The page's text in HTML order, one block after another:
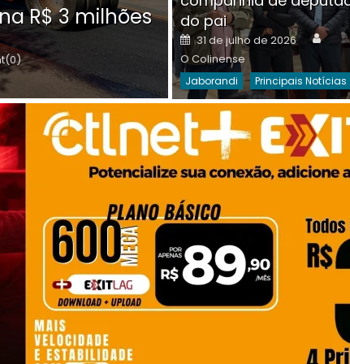
R$ 3 milhões
on
30 de julho de 2026 O
Destaques Da Semana
do pai
Posted
on
31 de julho de 2026
O Colinense
Jaborandi Principais Notícias